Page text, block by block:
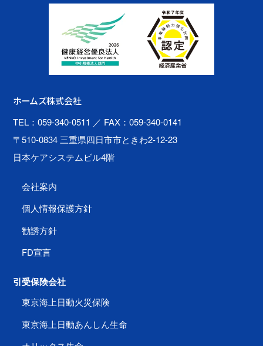
ホームズ株式会社
TEL：059-340-0511 ／ FAX：059-340-0141
〒510-0834 三重県四日市市ときわ2-12-23
日本ケアシステムビル4階
会社案内
個人情報保護方針
勧誘方針
FD宣言
引受保険会社
東京海上日動火災保険
東京海上日動あんしん生命